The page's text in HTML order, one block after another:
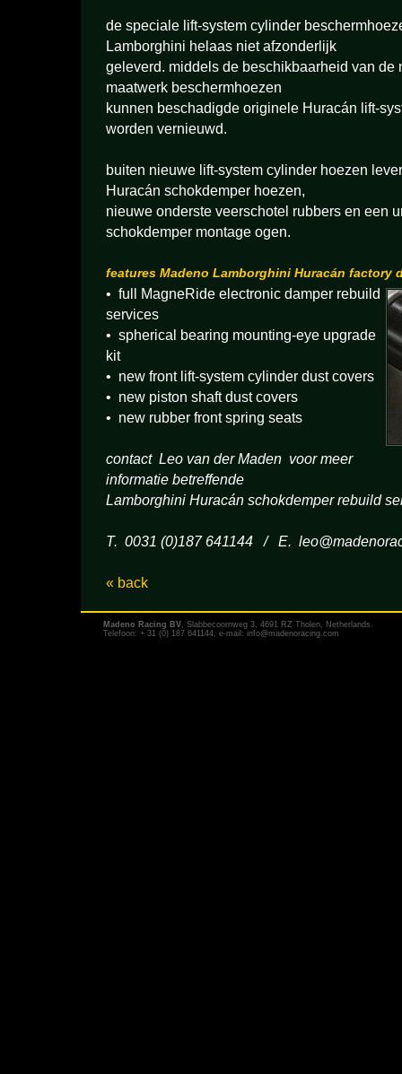
de speciale lift-system cylinder
Lamborghini helaas niet afzonderlijk
geleverd. middels de beschikbaarheid van de
maatwerk beschermhoezen
kunnen beschadigde originele Huracán lift-
worden vernieuwd.
buiten nieuwe lift-system cylinder hoezen
Huracán schokdemper hoezen,
nieuwe onderste veerschotel rubbers en een
schokdemper montage ogen.
features Madeno Lamborghini Huracán factory
• full MagneRide electronic damper rebuild
services
• spherical bearing mounting-eye upgrade
kit
• new front lift-system cylinder dust covers
• new piston shaft dust covers
• new rubber front spring seats
contact Leo van der Maden voor meer
informatie betreffende
Lamborghini Huracán schokdemper rebuild
T. 0031 (0)187 641144 / E.
« back
Madeno Racing BV, Slabbecoornweg 3, 4691 RZ Tholen, Netherlands.
Telefoon: + 31 (0) 187 641144, e-mail: info@madenoracing.com